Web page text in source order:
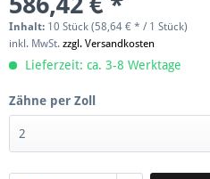
Inhalt: 10 Stück (58,64 € * / 1 Stück)
inkl. MwSt. zzgl. Versandkosten
Lieferzeit: ca. 3-8 Werktage
Zähne per Zoll